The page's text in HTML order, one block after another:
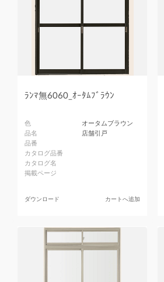
ﾗﾝﾏ無6060_ｵｰﾀﾑﾌﾞﾗｳﾝ
色
オータムブラウン
品名
店舗引戸
品番
カタログ品番
カタログ名
掲載ページ
ダウンロード カートへ追加